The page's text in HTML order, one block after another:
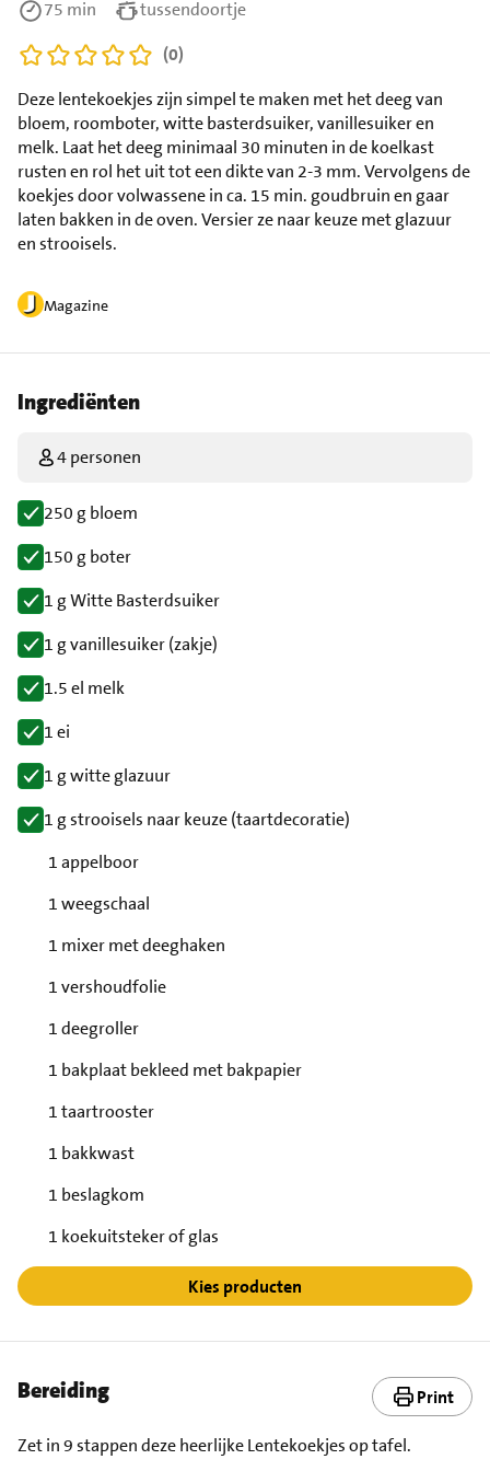
Magazine
Deze lentekoekjes zijn simpel te maken met het deeg van
bloem, roomboter, witte basterdsuiker, vanillesuiker en
melk. Laat het deeg minimaal 30 minuten in de koelkast
rusten en rol het uit tot een dikte van 2-3 mm. Vervolgens de
koekjes door volwassene in ca. 15 min. goudbruin en gaar
laten bakken in de oven. Versier ze naar keuze met glazuur
en strooisels.
75 min
tussendoortje
(0)
Ingrediënten
4 personen
250 g bloem
150 g boter
1 g Witte Basterdsuiker
1 g vanillesuiker (zakje)
1.5 el melk
1 ei
1 g witte glazuur
1 g strooisels naar keuze (taartdecoratie)
1 appelboor
1 weegschaal
1 mixer met deeghaken
1 vershoudfolie
1 deegroller
1 bakplaat bekleed met bakpapier
1 taartrooster
1 bakkwast
1 beslagkom
1 koekuitsteker of glas
Kies producten
Bereiding Print
Zet in 9 stappen deze heerlijke Lentekoekjes op tafel.